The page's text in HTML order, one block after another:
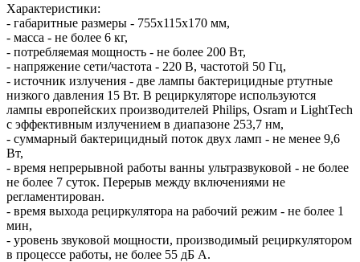
Характеристики:
- габаритные размеры - 755х115х170 мм,
- масса - не более 6 кг,
- потребляемая мощность - не более 200 Вт,
- напряжение сети/частота - 220 В, частотой 50 Гц,
- источник излучения - две лампы бактерицидные ртутные
низкого давления 15 Вт. В рециркуляторе используются
лампы европейских производителей Philips, Osram и LightTech
с эффективным излучением в диапазоне 253,7 нм,
- суммарный бактерицидный поток двух ламп - не менее 9,6
Вт,
- время непрерывной работы ванны ультразвуковой - не более
не более 7 суток. Перерыв между включениями не
регламентирован.
- время выхода рециркулятора на рабочий режим - не более 1
мин,
- уровень звуковой мощности, производимый рециркулятором
в процессе работы, не более 55 дБ А.